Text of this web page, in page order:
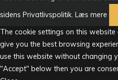
sidens Privatlivspolitik. Læs mere
The cookie settings on this
give you the best browsing
use this website without changing
"Accept" below then you are